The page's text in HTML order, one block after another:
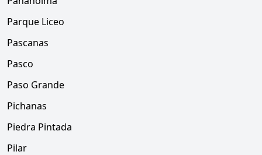
Parque Liceo
Pascanas
Pasco
Paso Grande
Pichanas
Piedra Pintada
Pilar